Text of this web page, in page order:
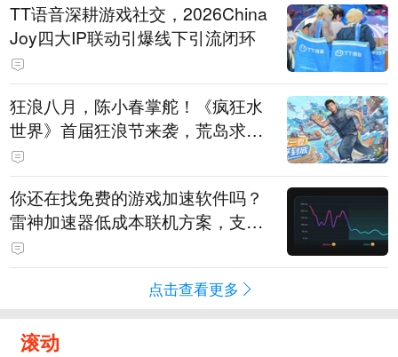
TT语音深耕游戏社交，2026China
Joy四大IP联动引爆线下引流闭环
狂浪八月，陈小春掌舵！《疯狂水
世界》首届狂浪节来袭，荒岛求生
直播即将开启
你还在找免费的游戏加速软件吗？
雷神加速器低成本联机方案，支持
免费试用
点击查看更多
滚动